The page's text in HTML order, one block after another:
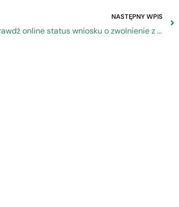
NASTĘPNY WPIS
Sprawdź online status wniosku o zwolnienie z obowiązku opłacania składek ZUS